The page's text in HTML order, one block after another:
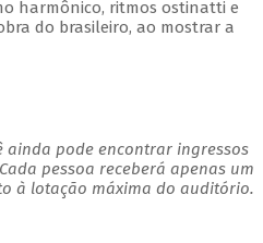
harmônico, ritmos ostinatti e
do brasileiro, ao mostrar a
ainda pode encontrar ingressos
pessoa receberá apenas um
à lotação máxima do auditório.